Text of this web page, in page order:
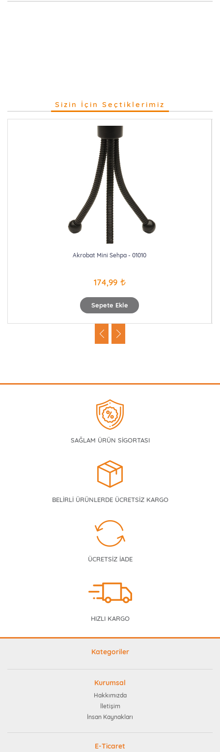
Sizin İçin Seçtiklerimiz
Sepete Ekle
Akrobat Mini Sehpa - 01010
174,99
SAĞLAM ÜRÜN SİGORTASI
BELİRLİ ÜRÜNLERDE ÜCRETSİZ KARGO
ÜCRETSİZ İADE
HIZLI KARGO
Kategoriler
Kurumsal
Hakkımızda
İletişim
İnsan Kaynakları
E-Ticaret